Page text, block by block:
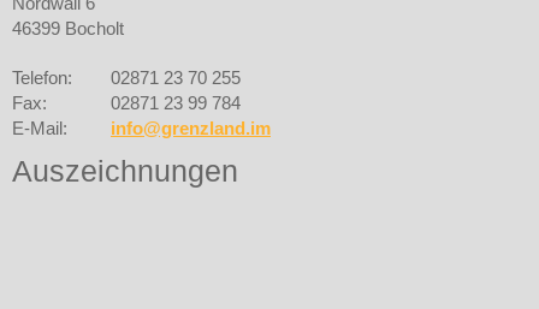
46399 Bocholt
Telefon:
02871 23 70 255
Fax:
02871 23 99 784
E-Mail:
info@grenzland.im
Auszeichnungen